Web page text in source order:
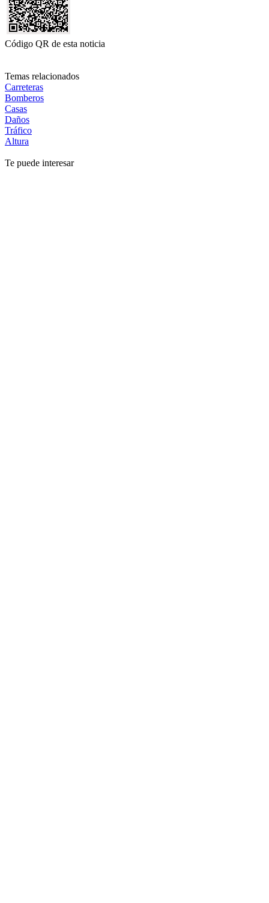
Código QR de esta noticia
Temas relacionados
Carreteras
Bomberos
Casas
Daños
Tráfico
Altura
Te puede interesar